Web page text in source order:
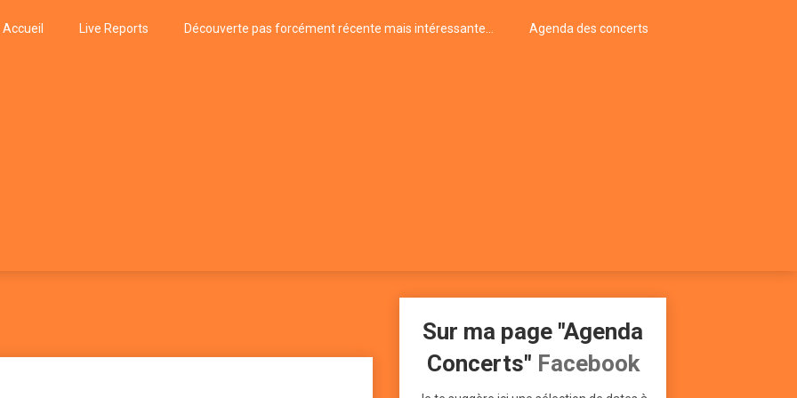
Accueil Live Reports Découverte pas forcément récente mais intéressante… Agenda des concerts
Sur ma page "Agenda
Concerts" Facebook